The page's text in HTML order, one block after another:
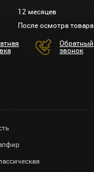
12 месяцев
После осмотра товара
Обратный
звонок